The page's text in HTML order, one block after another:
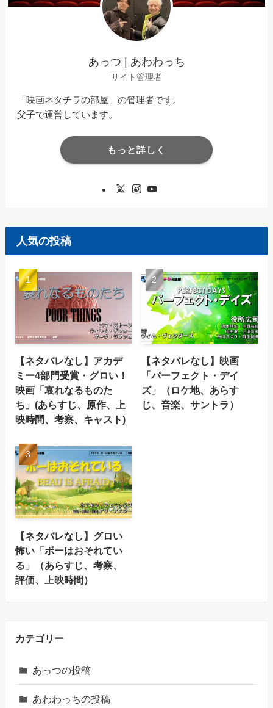
あっつ | あわわっち
サイト管理者
「映画ネタチラの部屋」の管理者です。
父子で運営しています。
もっと詳しく
人気の投稿
【ネタバレなし】アカデ
ミー4部門受賞・グロい！
映画「哀れなるものた
ち」(あらすじ、原作、上
映時間、考察、キャスト)
【ネタバレなし】映画
「パーフェクト・デイ
ズ」（ロケ地、あらす
じ、音楽、サントラ）
【ネタバレなし】グロい
怖い「ボーはおそれてい
る」（あらすじ、考察、
評価、上映時間）
カテゴリー
あっつの投稿
あわわっちの投稿